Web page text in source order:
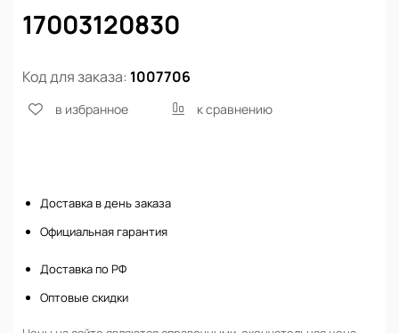
17003120830
Код для заказа: 1007706
в избранное к сравнению
Доставка в день заказа
Официальная гарантия
Доставка по РФ
Оптовые скидки